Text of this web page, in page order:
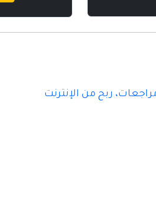
ربح من الإنترنت